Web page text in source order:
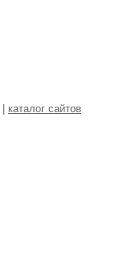
каталог сайтов